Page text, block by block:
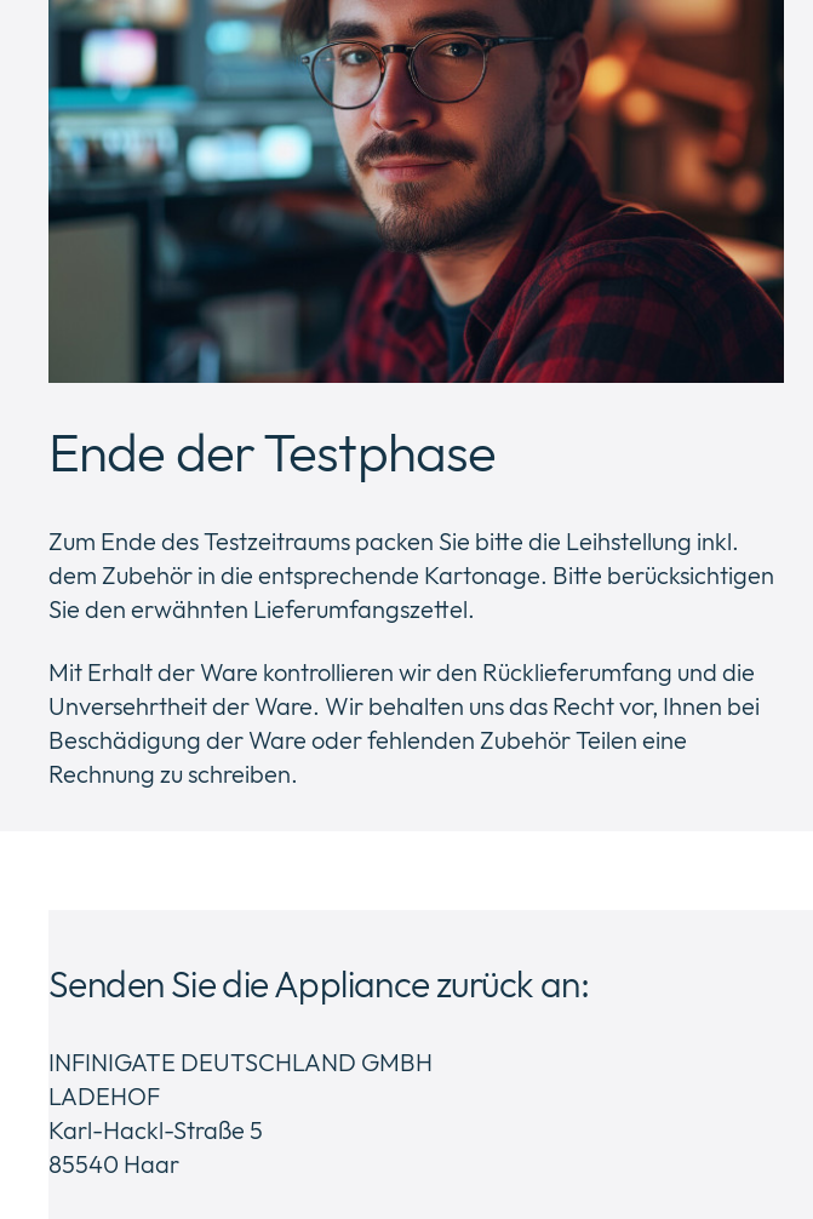
Ende der Testphase
Zum Ende des Testzeitraums packen Sie bitte die Leihstellung inkl.
dem Zubehör in die entsprechende Kartonage. Bitte berücksichtigen
Sie den erwähnten Lieferumfangszettel.
Mit Erhalt der Ware kontrollieren wir den Rücklieferumfang und die
Unversehrtheit der Ware. Wir behalten uns das Recht vor, Ihnen bei
Beschädigung der Ware oder fehlenden Zubehör Teilen eine
Rechnung zu schreiben.
Senden Sie die Appliance zurück an:
INFINIGATE DEUTSCHLAND GMBH
LADEHOF
Karl-Hackl-Straße 5
85540 Haar